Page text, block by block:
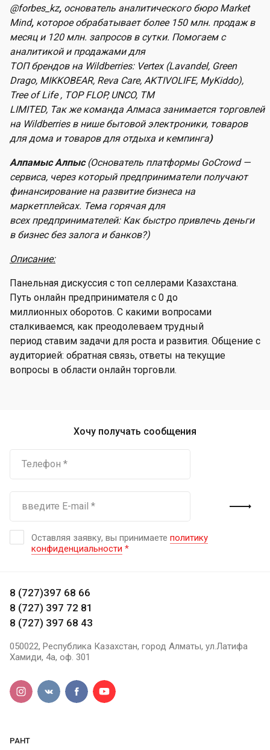
@forbes_kz, основатель аналитического бюро Market
Mind, которое обрабатывает более 150 млн. продаж в
месяц и 120 млн. запросов в сутки. Помогаем с
аналитикой и продажами для
ТОП брендов на Wildberries: Vertex (Lavandel, Green
Drago, MIKKOBEAR, Reva Care, AKTIVOLIFE, MyKiddo),
Tree of Life , TOP FLOP, UNCO, TM
LIMITED, Так же команда Алмаса занимается торговлей
на Wildberries в нише бытовой электроники, товаров
для дома и товаров для отдыха и кемпинга)
Алпамыс Алпыс(Основатель платформы GoCrowd —
сервиса, через который предприниматели получают
финансирование на развитие бизнеса на
маркетплейсах. Тема горячая для
всех предпринимателей: Как быстро привлечь деньги
в бизнес без залога и банков?)
Описание:
Панельная дискуссия с топ селлерами Казахстана.
Путь онлайн предпринимателя с 0 до
миллионных оборотов. С какими вопросами
сталкиваемся, как преодолеваем трудный
период ставим задачи для роста и развития. Общение с
аудиторией: обратная связь, ответы на текущие
вопросы в области онлайн торговли.
Хочу получать сообщения
Оставляя заявку, вы принимаете политику
конфиденциальности *
8 (727)397 68 66
8 (727) 397 72 81
8 (727) 397 68 43
050022, Республика Казахстан, город Алматы, ул.Латифа
Хамиди, 4а, оф. 301
РАНТ